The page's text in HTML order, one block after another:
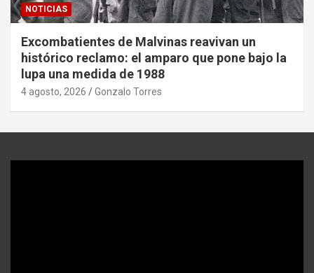
NOTICIAS
Excombatientes de Malvinas reavivan un
histórico reclamo: el amparo que pone bajo la
lupa una medida de 1988
4 agosto, 2026 Gonzalo Torres